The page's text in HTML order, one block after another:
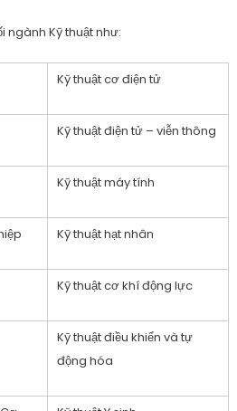
ngành Kỹ thuật như:
Kỹ thuật cơ điện tử
Kỹ thuật điện tử – viễn thông
Kỹ thuật máy tính
Kỹ thuật hạt nhân
Kỹ thuật cơ khí động lực
Kỹ thuật điều khiển và tự
động hóa